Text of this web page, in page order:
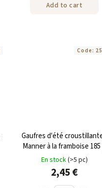
Add to cart
Gaufres d'été
Manner à la framboise 185
En stock(>5 pc)
2,45 €
Code: